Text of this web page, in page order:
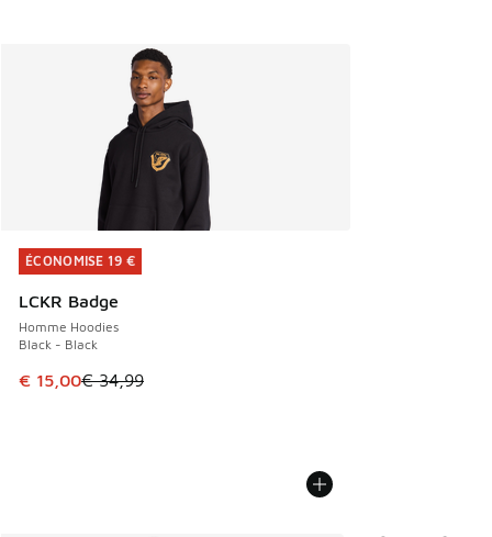
ÉCONOMISE 19 €
LCKR Badge
Homme Hoodies
Black - Black
Cet article est en promotion. Prix en baisse de € 34,99 à
€ 15,00€ 34,99
ÉCONOMISE 19 €